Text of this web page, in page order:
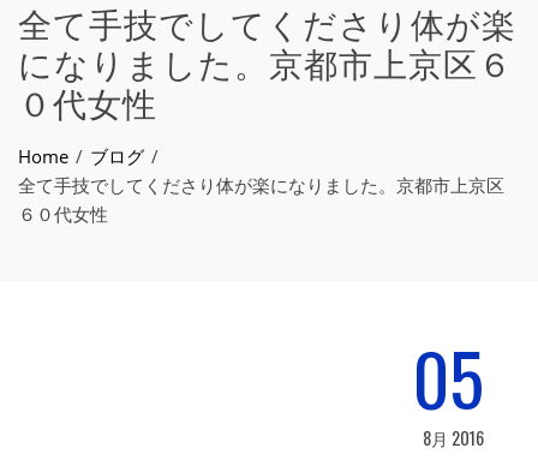
全て手技でしてくださり体が楽
になりました。京都市上京区６
０代女性
Home
ブログ
全て手技でしてくださり体が楽になりました。京都市上京区
６０代女性
05
8月 2016